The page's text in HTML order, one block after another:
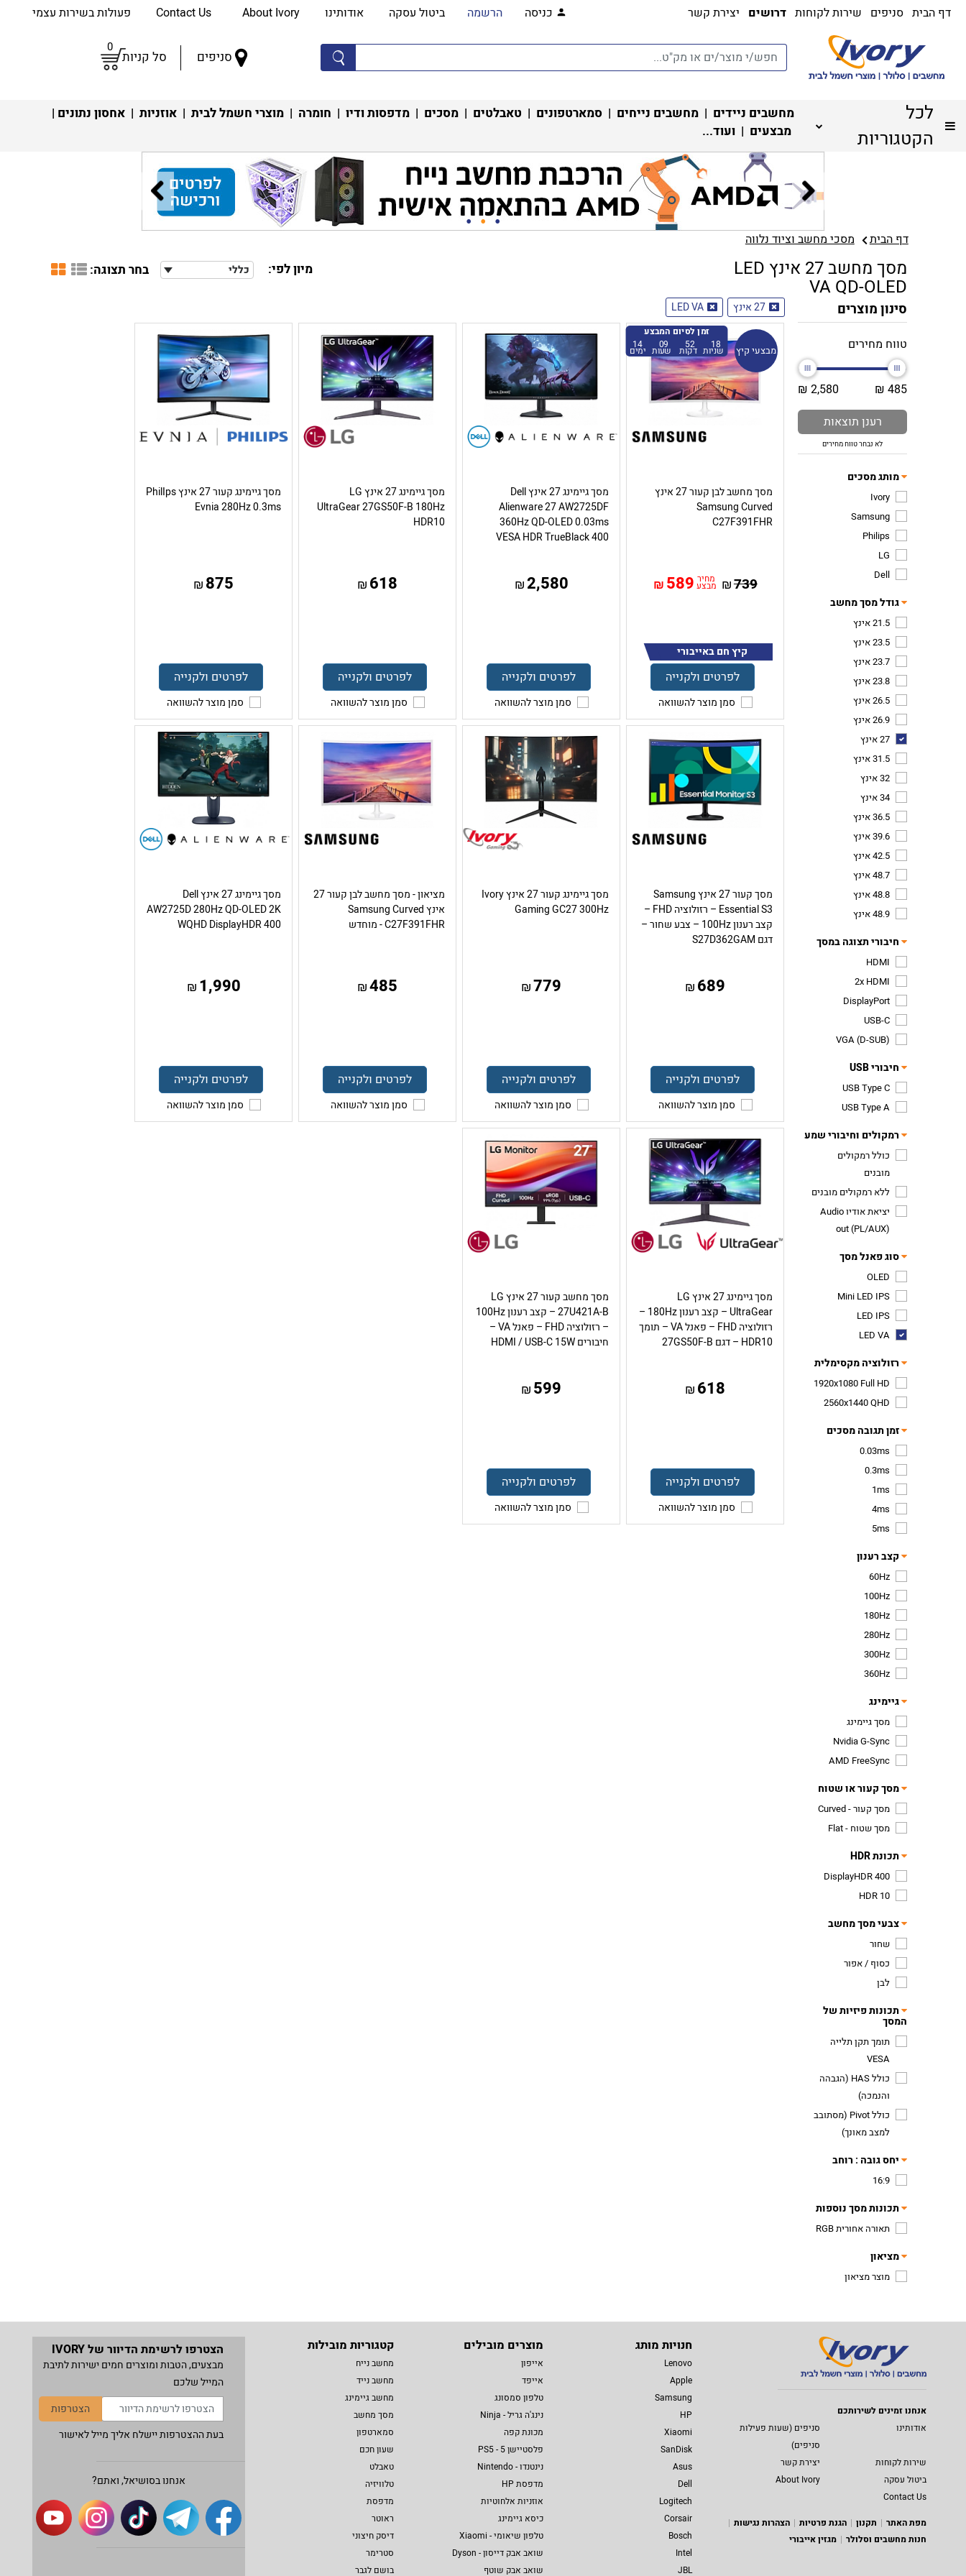
דף הבית סניפים שירות לקוחות דרושים יצירת קשר כניסה הרשמה ביטול עסקה אודותינו About Ivory פעולות בשירות עצמי
סניפים סל קניות
0
לכל
הקטגוריות
מחשבים ניידים | מחשבים נייחים | סמארטפונים | טאבלטים | מסכים | מדפסות ודיו | חומרה | מוצרי חשמל לבית | אוזניות | אחסון נתונים |
מבצעים | ועוד...
דף הבית מסכי מחשב וציוד נלווה
מסך מחשב 27 אינץ LED
VA QD-OLED
מיון לפי: כללי בחר תצוגה:
סינון מוצרים
טווח מחירים
485 ₪
2,580 ₪
רענן תוצאות
לא נבחר טווח מחירים
מותג מסכים
Ivory
Samsung
Philips
LG
Dell
גודל מסך מחשב
21.5 אינץ
23.5 אינץ
23.7 אינץ
23.8 אינץ
26.5 אינץ
26.9 אינץ
27 אינץ
31.5 אינץ
32 אינץ
34 אינץ
36.5 אינץ
39.6 אינץ
42.5 אינץ
48.7 אינץ
48.8 אינץ
48.9 אינץ
חיבורי תצוגה במסך
HDMI
2x HDMI
DisplayPort
USB-C
VGA (D-SUB)
חיבורי USB
USB Type C
USB Type A
רמקולים וחיבורי שמע
כולל רמקולים
מובנים
ללא רמקולים מובנים
יציאת אודיו Audio
out (PL/AUX)
סוג פאנל מסך
OLED
Mini LED IPS
LED IPS
LED VA
רזולוציה מקסימלית
1920x1080 Full HD
2560x1440 QHD
זמן תגובה מסכים
0.03ms
0.3ms
1ms
4ms
5ms
קצב רענון
60Hz
100Hz
180Hz
280Hz
300Hz
360Hz
גיימינג
מסך גיימינג
Nvidia G-Sync
AMD FreeSync
מסך קעור או שטוח
מסך קעור - Curved
מסך שטוח - Flat
תכונת HDR
DisplayHDR 400
HDR 10
צבעי מסך מחשב
שחור
כסוף / אפור
לבן
תכונות פיזיות של
המסך
תומך תקן תלייה
VESA
כולל HAS (הגבהה
והנמכה)
כולל Pivot (מסתובב
למצב מאונך)
יחס גובה : רוחב
16:9
תכונות מסך נוספות
תאורה אחורית RGB
מציאון
מוצר מציאון
27 אינץ LED VA
זמן לסיום המבצע
17
שניות 52
דקות 09
שעות 14
ימים מבצעי קיץ
מסך מחשב לבן קעור 27 אינץ
Samsung Curved
C27F391FHR
739
₪ מחיר
מבצע 589
₪
קיץ חם באייבורי
לפרטים ולקנייה
סמן מוצר להשוואה
מסך גיימינג 27 אינץ Dell
Alienware 27 AW2725DF
360Hz QD-OLED 0.03ms
VESA HDR TrueBlack 400
2,580
₪
לפרטים ולקנייה
סמן מוצר להשוואה
מסך גיימינג 27 אינץ LG
UltraGear 27GS50F-B 180Hz
HDR10
618
₪
לפרטים ולקנייה
סמן מוצר להשוואה
מסך גיימינג קעור 27 אינץ PhilIps
Evnia 280Hz 0.3ms
875
₪
לפרטים ולקנייה
סמן מוצר להשוואה
מסך קעור 27 אינץ Samsung
Essential S3 – רזולוציה FHD –
קצב רענון 100Hz – צבע שחור –
דגם S27D362GAM
689
₪
לפרטים ולקנייה
סמן מוצר להשוואה
מסך גיימינג קעור 27 אינץ Ivory
Gaming GC27 300Hz
779
₪
לפרטים ולקנייה
סמן מוצר להשוואה
מציאון - מסך מחשב לבן קעור 27
אינץ Samsung Curved
C27F391FHR - מוחדש
485
₪
לפרטים ולקנייה
סמן מוצר להשוואה
מסך גיימינג 27 אינץ Dell
AW2725D 280Hz QD-OLED 2K
WQHD DisplayHDR 400
1,990
₪
לפרטים ולקנייה
סמן מוצר להשוואה
מסך גיימינג 27 אינץ LG
UltraGear – קצב רענון 180Hz –
רזולוציה FHD – פאנל VA – תומך
HDR10 – דגם 27GS50F-B
618
₪
לפרטים ולקנייה
סמן מוצר להשוואה
מסך מחשב קעור 27 אינץ LG
27U421A-B – קצב רענון 100Hz
– רזולוציה FHD – פאנל VA –
חיבורים HDMI / USB-C 15W
599
₪
לפרטים ולקנייה
סמן מוצר להשוואה
אנחנו זמינים לשירותכם
אודותינו
סניפים (שעות פעילות
סניפים)
שירות לקוחות
יצירת קשר
ביטול עסקה
About Ivory
Contact Us
מפת האתר
תקנון הגנת פרטיות
הצהרות נגישות
חנות מחשבים וסלולר
מגזין אייבורי
חנויות מותג
Lenovo
Apple
Samsung
HP
Xiaomi
SanDisk
Asus
Dell
Logitech
Corsair
Bosch
Intel
JBL
מוצרים מובילים
אייפון
אייפד
טלפון סמסונג
נינג'ה גריל - Ninja
מכונת קפה
פלסטיישן 5 - PS5
נינטנדו - Nintendo
מדפסת HP
אוזניות אלחוטיות
כיסא גיימינג
טלפון שיאומי - Xiaomi
שואב אבק דייסון - Dyson
שואב אבק שוטף
קטגוריות מובילות
מחשב נייח
מחשב נייד
מחשב גיימינג
מסך מחשב
סמארטפון
שעון חכם
טאבלט
טלוויזיה
מדפסת
ראוטר
דיסק חיצוני
סטרימר
בושם לגבר
הצטרפו לרשימת הדיוור של IVORY
מבצעים, הטבות ומוצרים חמים ישירות לתיבת
המייל שלכם
הצטרפות
בעת ההצטרפות יישלח אליך מייל לאישור
אנחנו בסושיאל, ואתם?